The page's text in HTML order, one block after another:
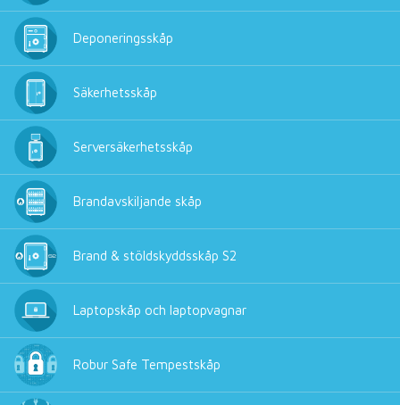
Deponeringsskåp
Säkerhetsskåp
Serversäkerhetsskåp
Brandavskiljande skåp
Brand & stöldskyddsskåp S2
Laptopskåp och laptopvagnar
Robur Safe Tempestskåp